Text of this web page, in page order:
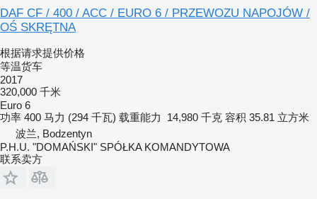
DAF CF / 400 / ACC / EURO 6 / PRZEWOZU NAPOJÓW /
OŚ SKRĘTNA
根据请求提供价格
等温货车
2017
320,000 千米
Euro 6
功率 400 马力 (294 千瓦) 载重能力 14,980 千克 容积 35.81 立方米
波兰, Bodzentyn
P.H.U. "DOMAŃSKI" SPÓŁKA KOMANDYTOWA
联系卖方